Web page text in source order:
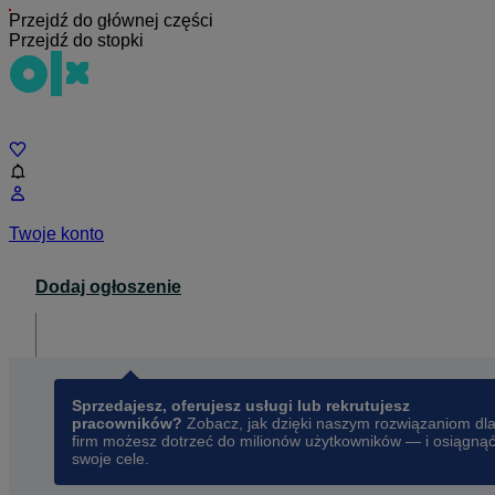
Przejdź do głównej części
Przejdź do stopki
Twoje konto
Dodaj ogłoszenie
Sprzedajesz, oferujesz usługi lub rekrutujesz
pracowników? Zobacz, jak dzięki naszym rozwiązaniom dla
firm możesz dotrzeć do milionów użytkowników — i osiągnąć
swoje cele.